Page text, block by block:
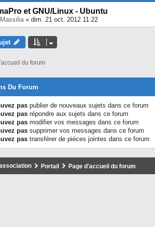
et GNU/Linux - Ubuntu
Massilia » dim. 21 oct. 2012 11:22
du forum
Du Forum
pas publier de nouveaux sujets dans ce forum
pas répondre aux sujets dans ce forum
pas modifier vos messages dans ce forum
pas supprimer vos messages dans ce forum
pas transférer de pièces jointes dans ce forum
Portail Page d'accueil du forum